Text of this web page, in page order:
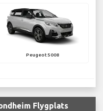
Peugeot 5008
Flygplats